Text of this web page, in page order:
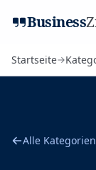
Business
Startseite
Alle Kategorien